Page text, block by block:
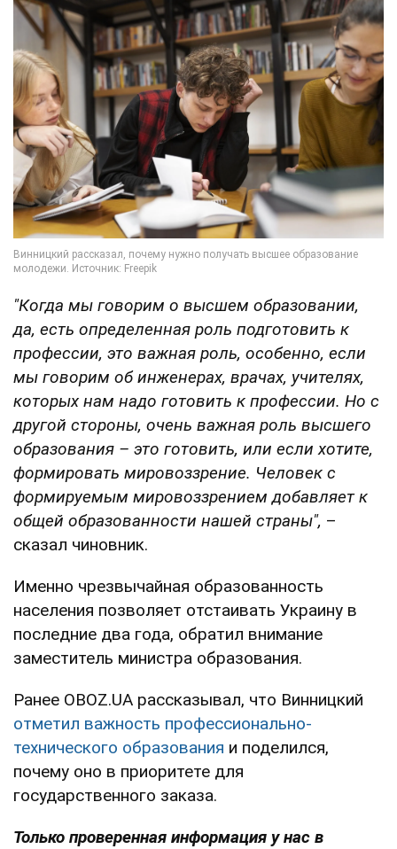
"Когда мы говорим о высшем образовании,
да, есть определенная роль подготовить к
профессии, это важная роль, особенно, если
мы говорим об инженерах, врачах, учителях,
которых нам надо готовить к профессии. Но с
другой стороны, очень важная роль высшего
образования – это готовить, или если хотите,
формировать мировоззрение. Человек с
формируемым мировоззрением добавляет к
общей образованности нашей страны", –
сказал чиновник.
Именно чрезвычайная образованность
населения позволяет отстаивать Украину в
последние два года, обратил внимание
заместитель министра образования.
Ранее OBOZ.UA рассказывал, что Винницкий
отметил важность профессионально-
технического образования и поделился,
почему оно в приоритете для
государственного заказа.
Только проверенная информация у нас в